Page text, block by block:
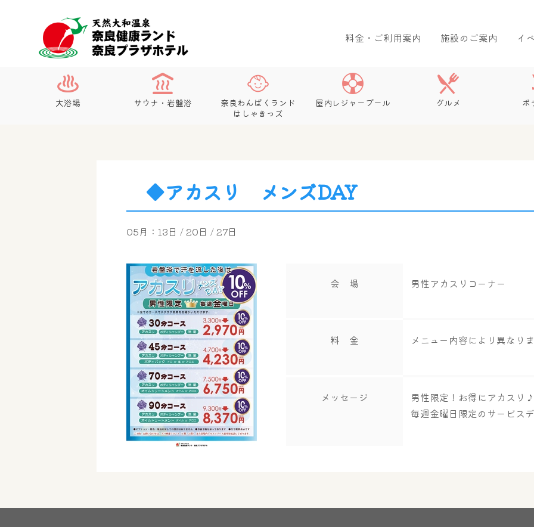
料金・ご利用案内 施設のご案内 イ
大浴場 サウナ・岩盤浴
奈良わんぱくランド
はしゃきっズ
屋内レジャープール グルメ ボ
◆アカスリ メンズDAY
05月：13日 / 20日 / 27日
会 場 男性アカスリコーナー
料 金 メニュー内容により異なり
メッセージ
男性限定！お得にアカスリ♪
毎週金曜日限定のサービス